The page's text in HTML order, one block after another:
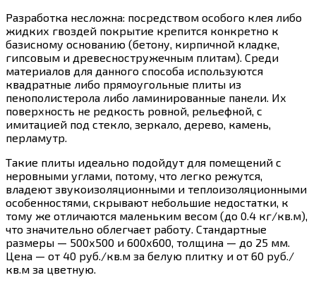
Разработка несложна: посредством особого клея либо
жидких гвоздей покрытие крепится конкретно к
базисному основанию (бетону, кирпичной кладке,
гипсовым и древесностружечным плитам). Среди
материалов для данного способа используются
квадратные либо прямоугольные плиты из
пенополистерола либо ламинированные панели. Их
поверхность не редкость ровной, рельефной, с
имитацией под стекло, зеркало, дерево, камень,
перламутр.
Такие плиты идеально подойдут для помещений с
неровными углами, потому, что легко режутся,
владеют звукоизоляционными и теплоизоляционными
особенностями, скрывают небольшие недостатки, к
тому же отличаются маленьким весом (до 0.4 кг/кв.м),
что значительно облегчает работу. Стандартные
размеры — 500х500 и 600х600, толщина — до 25 мм.
Цена — от 40 руб./кв.м за белую плитку и от 60 руб./
кв.м за цветную.